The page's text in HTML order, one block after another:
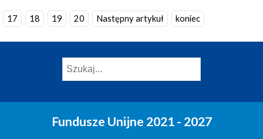
17 18 19 20 Następny artykuł koniec
Fundusze Unijne 2021 - 2027